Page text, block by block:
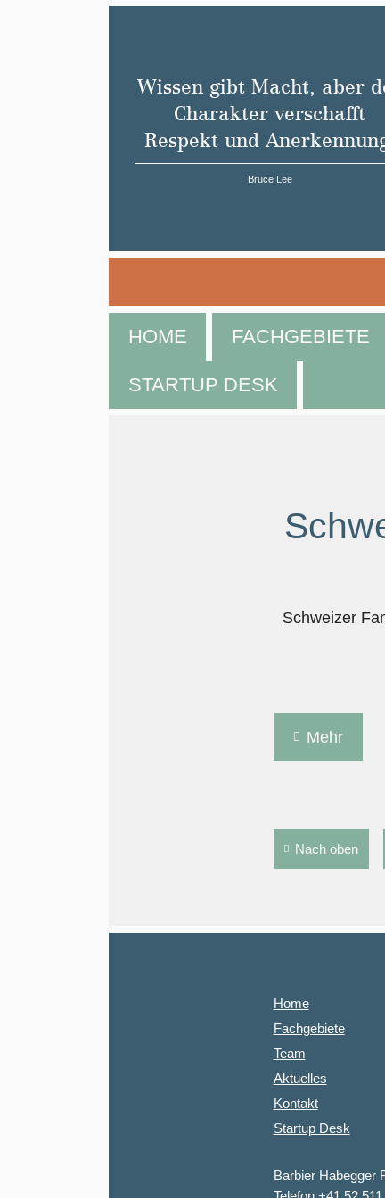
Wissen gibt Macht, aber
Charakter verschafft
Respekt und
Bruce Lee
HOME FACHGEBIETE
STARTUP DESK
Schweizer
Mehr
Nach oben
Home
Fachgebiete
Team
Aktuelles
Kontakt
Startup Desk
Barbier Habegger